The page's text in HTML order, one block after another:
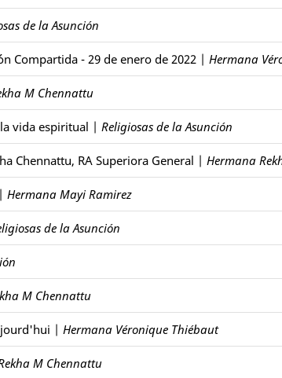
de la Asunción
Compartida - 29 de enero de 2022 | Hermana
M Chennattu
vida espiritual | Religiosas de la Asunción
Chennattu, RA Superiora General | Hermana
| Hermana Mayi Ramirez
de la Asunción
M Chennattu
| Hermana Véronique Thiébaut
M Chennattu